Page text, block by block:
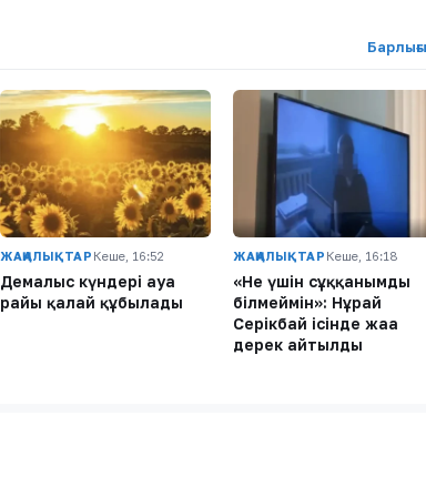
ЖАҢАЛЫҚТАР Кеше, 16:52
Демалыс күндері ауа
райы қалай құбылады
ЖАҢАЛЫҚТАР Кеше, 16:18
«Не үшін сұққанымды
білмеймін»: Нұрай
Серікбай ісінде жаңа
дерек айтылды